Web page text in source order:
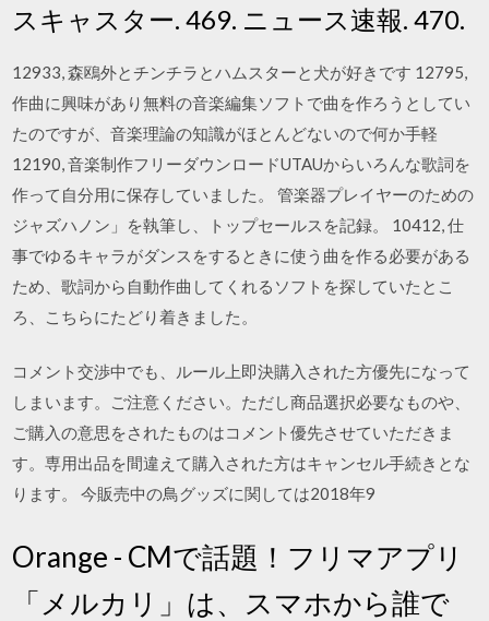
スキャスター. 469. ニュース速報. 470.
12933, 森鴎外とチンチラとハムスターと犬が好きです 12795,
作曲に興味があり無料の音楽編集ソフトで曲を作ろうとしてい
たのですが、音楽理論の知識がほとんどないので何か手軽
12190, 音楽制作フリーダウンロードUTAUからいろんな歌詞を
作って自分用に保存していました。 管楽器プレイヤーのための
ジャズハノン」を執筆し、トップセールスを記録。 10412, 仕
事でゆるキャラがダンスをするときに使う曲を作る必要がある
ため、歌詞から自動作曲してくれるソフトを探していたとこ
ろ、こちらにたどり着きました。
コメント交渉中でも、ルール上即決購入された方優先になって
しまいます。ご注意ください。ただし商品選択必要なものや、
ご購入の意思をされたものはコメント優先させていただきま
す。専用出品を間違えて購入された方はキャンセル手続きとな
ります。 今販売中の鳥グッズに関しては2018年9
Orange - CMで話題！フリマアプリ
「メルカリ」は、スマホから誰で